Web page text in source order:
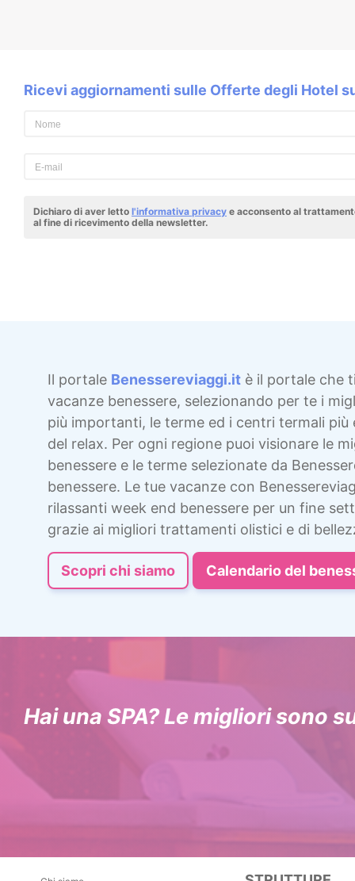
Ricevi aggiornamenti sulle Offerte degli Hotel
Dichiaro di aver letto l'informativa privacy e acconsento al
al fine di ricevimento della newsletter.
Il portale Benessereviaggi.it è il portale che
vacanze benessere, selezionando per te i
più importanti, le terme ed i centri termali
del relax. Per ogni regione puoi visionare le
benessere e le terme selezionate da
benessere. Le tue vacanze con
rilassanti week end benessere per un fine
grazie ai migliori trattamenti olistici e di
Scopri chi siamo Calendario del
Hai una SPA? Le migliori sono